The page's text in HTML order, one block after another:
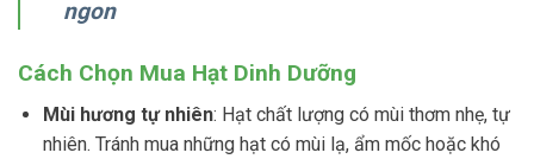
ngon
Cách Chọn Mua Hạt Dinh Dưỡng
Mùi hương tự nhiên: Hạt chất lượng có mùi thơm nhẹ, tự
nhiên. Tránh mua những hạt có mùi lạ, ẩm mốc hoặc khó